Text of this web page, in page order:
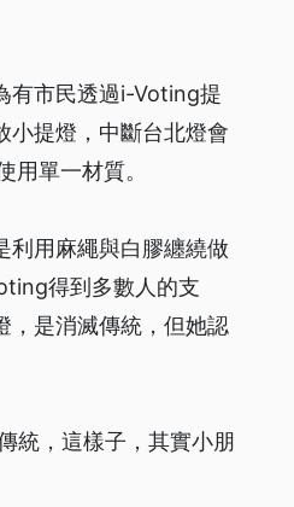
有市民透過i-Voting提
小提燈，中斷台北燈會
單一材質。
利用麻繩與白膠纏繞做
得到多數人的支
，是消滅傳統，但她認
統，這樣子，其實小朋